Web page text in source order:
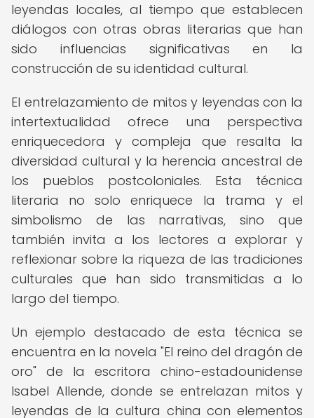
leyendas locales, al tiempo que establecen
diálogos con otras obras literarias que han
sido influencias significativas en la
construcción de su identidad cultural.
El entrelazamiento de mitos y leyendas con la
intertextualidad ofrece una perspectiva
enriquecedora y compleja que resalta la
diversidad cultural y la herencia ancestral de
los pueblos postcoloniales. Esta técnica
literaria no solo enriquece la trama y el
simbolismo de las narrativas, sino que
también invita a los lectores a explorar y
reflexionar sobre la riqueza de las tradiciones
culturales que han sido transmitidas a lo
largo del tiempo.
Un ejemplo destacado de esta técnica se
encuentra en la novela "El reino del dragón de
oro" de la escritora chino-estadounidense
Isabel Allende, donde se entrelazan mitos y
leyendas de la cultura china con elementos